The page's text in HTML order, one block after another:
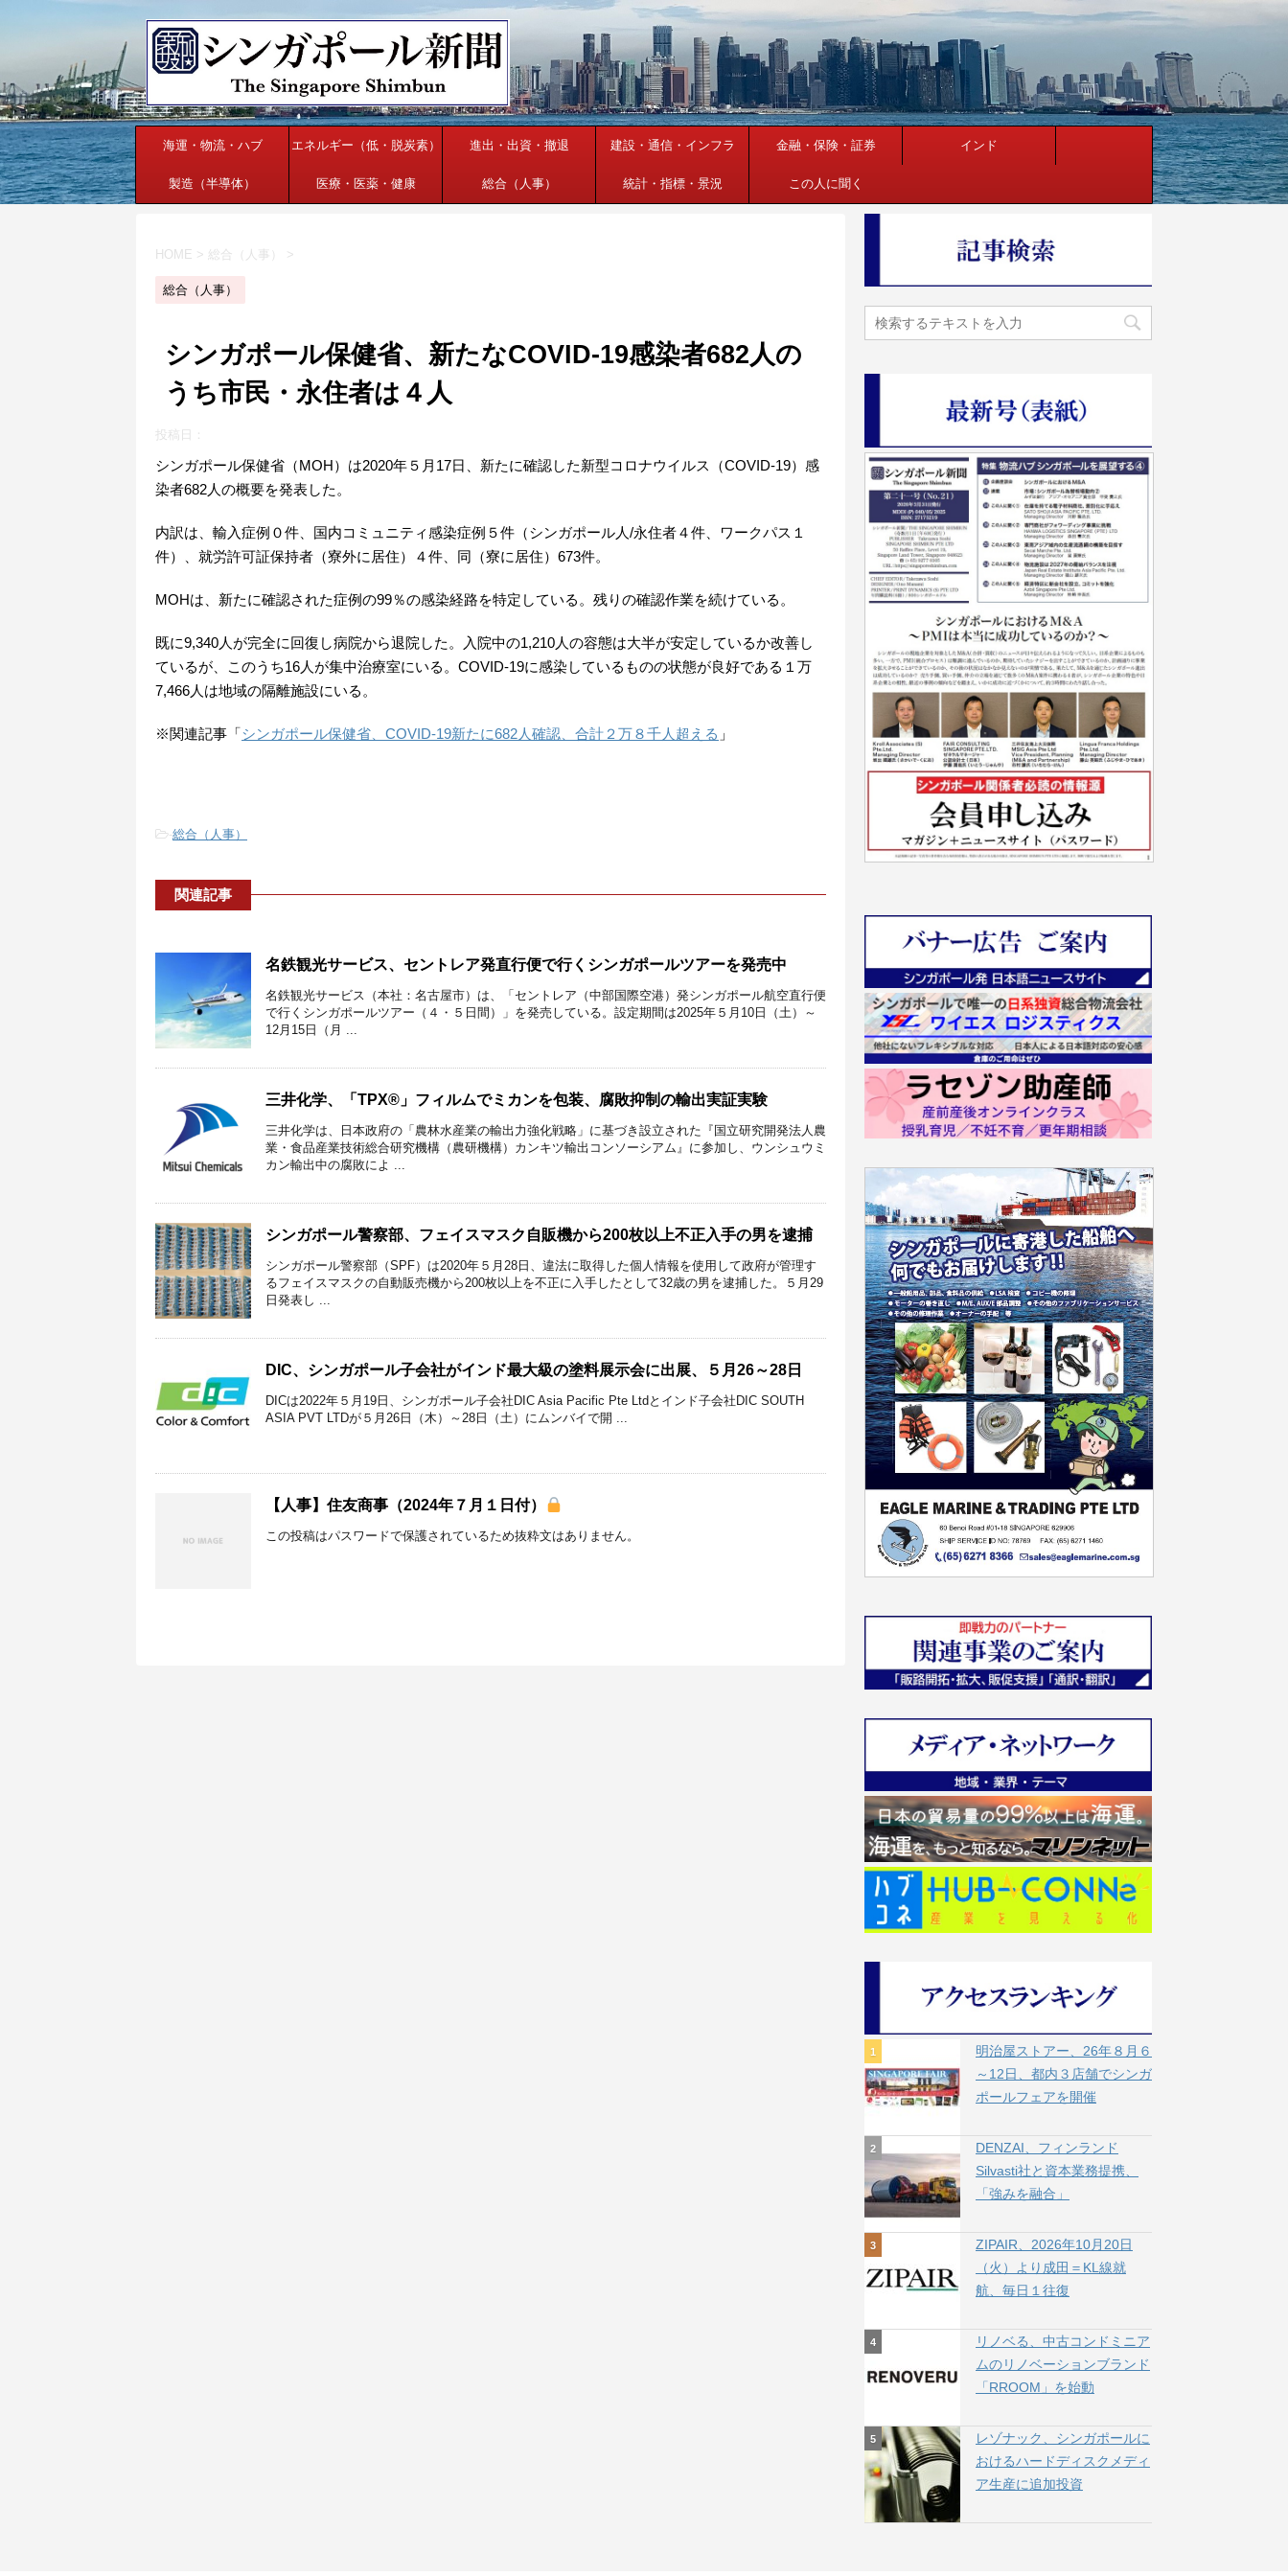
海運・物流・ハブ エネルギー（低・脱炭素） 進出・出資・撤退 建設・通信・インフラ 金融・保険・証券 インド
製造（半導体） 医療・医薬・健康 総合（人事） 統計・指標・景況 この人に聞く
HOME > 総合（人事） >
総合（人事）
シンガポール保健省、新たなCOVID-19感染者682人の
うち市民・永住者は４人
投稿日：
シンガポール保健省（MOH）は2020年５月17日、新たに確認した新型コロナウイルス（COVID-19）感
染者682人の概要を発表した。
内訳は、輸入症例０件、国内コミュニティ感染症例５件（シンガポール人/永住者４件、ワークパス１
件）、就労許可証保持者（寮外に居住）４件、同（寮に居住）673件。
MOHは、新たに確認された症例の99％の感染経路を特定している。残りの確認作業を続けている。
既に9,340人が完全に回復し病院から退院した。入院中の1,210人の容態は大半が安定しているか改善し
ているが、このうち16人が集中治療室にいる。COVID-19に感染しているものの状態が良好である１万
7,466人は地域の隔離施設にいる。
※関連記事「シンガポール保健省、COVID-19新たに682人確認、合計２万８千人超える 」
-総合（人事）
関連記事
名鉄観光サービス、セントレア発直行便で行くシンガポールツアーを発売中
名鉄観光サービス（本社：名古屋市）は、「セントレア（中部国際空港）発シンガポール航空直行便
で行くシンガポールツアー（４・５日間）」を発売している。設定期間は2025年５月10日（土）～
12月15日（月 ...
三井化学、「TPX®」フィルムでミカンを包装、腐敗抑制の輸出実証実験
三井化学は、日本政府の「農林水産業の輸出力強化戦略」に基づき設立された『国立研究開発法人農
業・食品産業技術総合研究機構（農研機構）カンキツ輸出コンソーシアム』に参加し、ウンシュウミ
カン輸出中の腐敗によ ...
シンガポール警察部、フェイスマスク自販機から200枚以上不正入手の男を逮捕
シンガポール警察部（SPF）は2020年５月28日、違法に取得した個人情報を使用して政府が管理す
るフェイスマスクの自動販売機から200枚以上を不正に入手したとして32歳の男を逮捕した。５月29
日発表し ...
DIC、シンガポール子会社がインド最大級の塗料展示会に出展、５月26～28日
DICは2022年５月19日、シンガポール子会社DIC Asia Pacific Pte Ltdとインド子会社DIC SOUTH
ASIA PVT LTDが５月26日（木）～28日（土）にムンバイで開 ...
【人事】住友商事（2024年７月１日付）
この投稿はパスワードで保護されているため抜粋文はありません。
明治屋ストアー、26年８月６
～12日、都内３店舗でシンガ
ポールフェアを開催
DENZAI、フィンランド
Silvasti社と資本業務提携、
「強みを融合」
ZIPAIR、2026年10月20日
（火）より成田＝KL線就
航、毎日１往復
リノベる、中古コンドミニア
ムのリノベーションブランド
「RROOM」を始動
レゾナック、シンガポールに
おけるハードディスクメディ
ア生産に追加投資